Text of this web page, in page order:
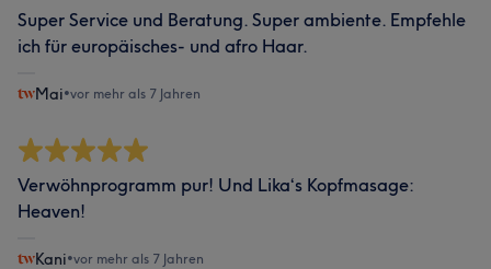
Super Service und Beratung. Super ambiente. Empfehle
ich für europäisches- und afro Haar.
Mai•vor mehr als 7 Jahren
Verwöhnprogramm pur! Und Lika‘s Kopfmasage:
Heaven!
Kani•vor mehr als 7 Jahren